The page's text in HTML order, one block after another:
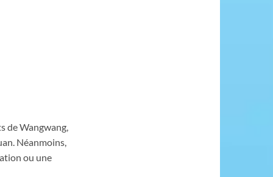
de Wangwang,
Néanmoins,
ou une